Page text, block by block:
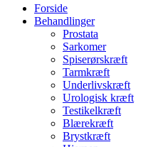
Forside
Behandlinger
Prostata
Sarkomer
Spiserørskræft
Tarmkræft
Underlivskræft
Urologisk kræft
Testikelkræft
Blærekræft
Brystkræft